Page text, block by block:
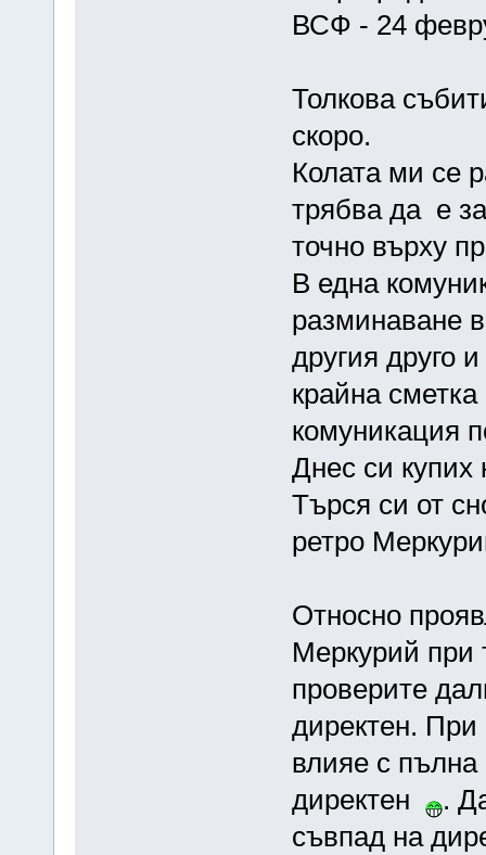
ВСФ - 24
Толкова
скоро.
Колата ми се
трябва да е
точно върху
В една
разминаване
другия друго
крайна
комуникация
Днес си
Търся си от
ретро
Относно
Меркурий при
проверите
директен. При
влияе с
директен
.
съвпад на